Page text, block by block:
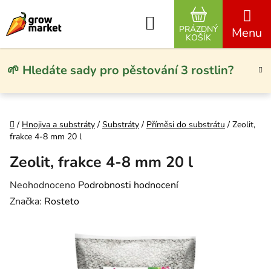
🌱 Hledáte sady pro pěstování 3 rostlin?
Hledat
NÁKUPNÍ
PRÁZDNÝ
KOŠÍK
Domů
/ Hnojiva a substráty / Substráty / Příměsi do substrátu / Zeolit,
frakce 4-8 mm 20 l
Zeolit, frakce 4-8 mm 20 l
Průměrné hodnocení produktu je 0,0 z 5 hvězdiček.
Neohodnoceno Podrobnosti hodnocení
Značka: Rosteto